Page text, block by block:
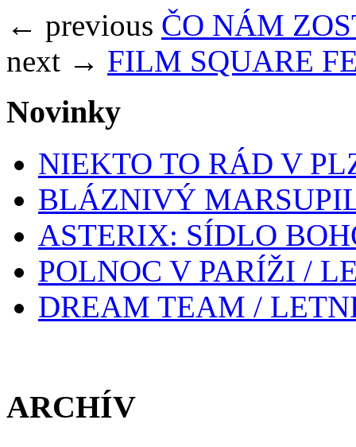
← previous ČO NÁM
next → FILM SQUARE
Novinky
NIEKTO TO RÁD V
BLÁZNIVÝ
ASTERIX: SÍDLO
POLNOC V PARÍŽI /
DREAM TEAM /
ARCHÍV